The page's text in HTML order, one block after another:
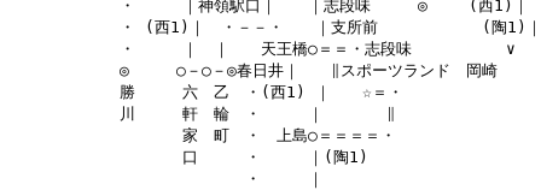
・　　　｜神領駅口｜　　｜志段味　　　◎　　 (西1)｜
・ (西1)｜　・－－・　　｜支所前　　　　　　 (陶1)｜
・　　　｜　｜　　天王橋○＝＝・志段味　　　　　　∨
◎　　　○－○－◎春日井｜　　∥スポーツランド　岡崎
勝　　　六　乙　・(西1) ｜　　☆＝・
川　　　軒　輪　・　　　｜　　　　∥
家　町　・　上島○＝＝＝＝・
口　　　・　　　｜(陶1)
・　　　｜